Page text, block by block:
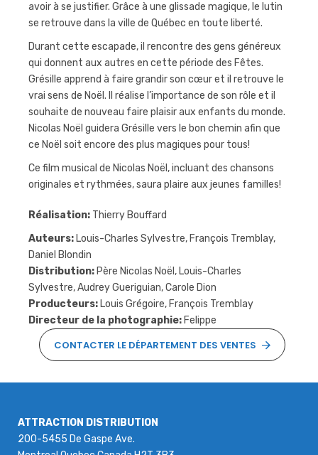
avoir à se justifier. Grâce à une glissade magique, le lutin
se retrouve dans la ville de Québec en toute liberté.
Durant cette escapade, il rencontre des gens généreux
qui donnent aux autres en cette période des Fêtes.
Grésille apprend à faire grandir son cœur et il retrouve le
vrai sens de Noël. Il réalise l’importance de son rôle et il
souhaite de nouveau faire plaisir aux enfants du monde.
Nicolas Noël guidera Grésille vers le bon chemin afin que
ce Noël soit encore des plus magiques pour tous!
Ce film musical de Nicolas Noël, incluant des chansons
originales et rythmées, saura plaire aux jeunes familles!
Réalisation: Thierry Bouffard
Auteurs: Louis-Charles Sylvestre, François Tremblay,
Daniel Blondin
Distribution: Père Nicolas Noël, Louis-Charles
Sylvestre, Audrey Gueriguian, Carole Dion
Producteurs: Louis Grégoire, François Tremblay
Directeur de la photographie: Felippe
CONTACTER LE DÉPARTEMENT DES VENTES
ATTRACTION DISTRIBUTION
200-5455 De Gaspe Ave.